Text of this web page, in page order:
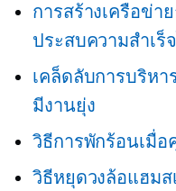
การสร้างเครือข่
ประสบความสำเร็
เคล็ดลับการบริหา
มีงานยุ่ง
วิธีการพักร้อนเมื่
วิธีหยุดวงล้อแฮม